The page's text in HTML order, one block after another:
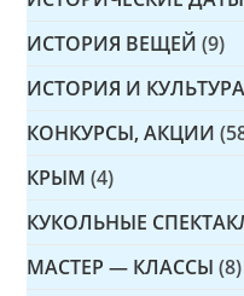
ИСТОРИЯ ВЕЩЕЙ (9)
ИСТОРИЯ И
КОНКУРСЫ, АКЦИИ
КРЫМ (4)
КУКОЛЬНЫЕ
МАСТЕР — КЛАССЫ (8)